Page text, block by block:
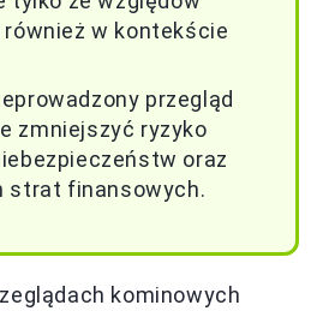
również w kontekście
przegląd
zmniejszyć ryzyko
oraz
strat finansowych.
kominowych